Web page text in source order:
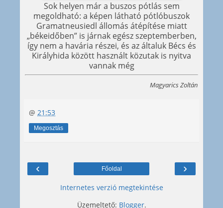
Sok helyen már a buszos pótlás sem
megoldható: a képen látható pótlóbuszok
Gramatneusiedl állomás átépítése miatt
„békeidőben” is járnak egész szeptemberben,
így nem a havária részei, és az általuk Bécs és
Királyhida között használt közutak is nyitva
vannak még
Magyarics Zoltán
@ 21:53
Megosztás
‹ ›
Főoldal
Internetes verzió megtekintése
Üzemeltető: Blogger.